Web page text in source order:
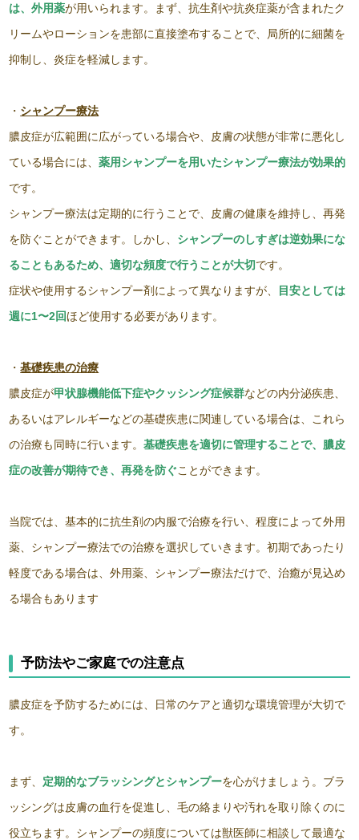
は、外用薬が用いられます。まず、抗生剤や抗炎症薬が含まれたク
リームやローションを患部に直接塗布することで、局所的に細菌を
抑制し、炎症を軽減します。
・ シャンプー療法
膿皮症が広範囲に広がっている場合や、皮膚の状態が非常に悪化し
ている場合には、薬用シャンプーを用いたシャンプー療法が効果的
です。
シャンプー療法は定期的に行うことで、皮膚の健康を維持し、再発
を防ぐことができます。しかし、 シャンプーのしすぎは逆効果にな
ることもあるため、適切な頻度で行うことが大切です。
症状や使用するシャンプー剤によって異なりますが、
目安としては
週に1〜2回ほど使用する必要があります。
・基礎疾患の治療
膿皮症が甲状腺機能低下症やクッシング症候群などの内分泌疾患、
あるいはアレルギーなどの基礎疾患に関連している場合は、これら
の治療も同時に行います。基礎疾患を適切に管理することで、膿皮
症の改善が期待でき、再発を防ぐことができます。
当院では、基本的に抗生剤の内服で治療を行い、程度によって外用
薬、シャンプー療法での治療を選択していきます。初期であったり
軽度である場合は、外用薬、シャンプー療法だけで、治癒が見込め
る場合もあります
予防法やご家庭での注意点
膿皮症を予防するためには、日常のケアと適切な環境管理が大切で
す。
まず、 定期的なブラッシングとシャンプーを心がけましょう。ブラ
ッシングは皮膚の血行を促進し、毛の絡まりや汚れを取り除くのに
役立ちます。シャンプーの頻度については獣医師に相談して最適な